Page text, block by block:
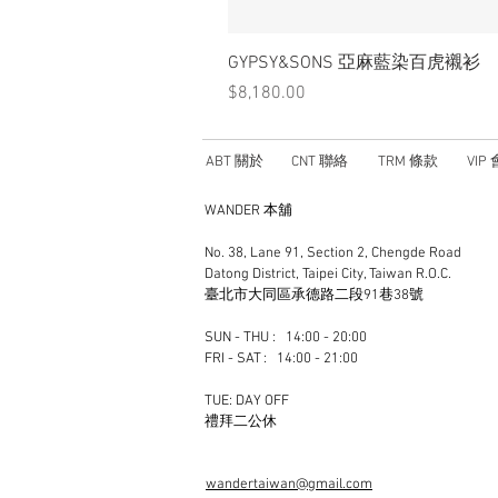
GYPSY&SONS 亞麻藍染百虎襯衫
價格
$8,180.00
ABT 關於 CNT 聯絡 TRM 條款 VIP
WANDER 本舖
No. 38, Lane 91, Section 2, Chengde Road
Datong District, Taipei City, Taiwan R.O.C.
臺北市大同區承德路二段91巷38號
SUN - THU : 14:00 - 20:00
FRI - SAT : 14:00 - 21:00
TUE: DAY OFF
​禮拜二公休
wandertaiwan@gmail.com